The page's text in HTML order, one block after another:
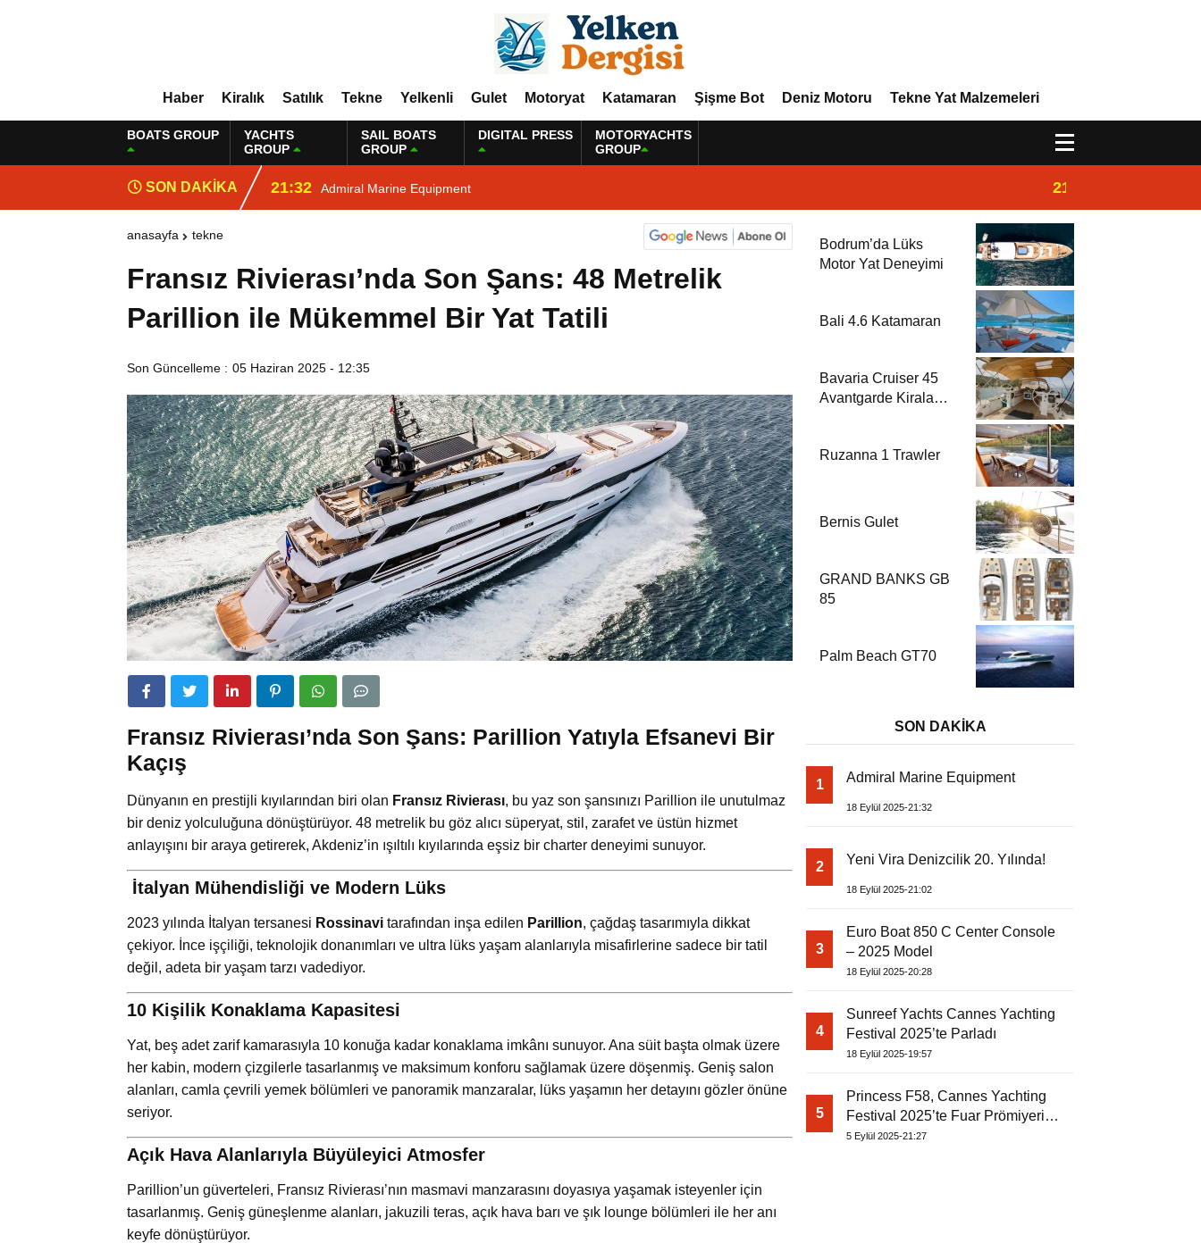
Haber Kiralık Satılık Tekne Yelkenli Gulet Motoryat Katamaran Şişme Bot Deniz Motoru Tekne Yat Malzemeleri
BOATS GROUP
YACHTS
GROUP
SAIL BOATS
GROUP
DIGITAL PRESS
MOTORYACHTS
GROUP
SON DAKİKA 21:32 Admiral Marine Equipment 21:02
anasayfa tekne
Fransız Rivierası’nda Son Şans: 48 Metrelik
Parillion ile Mükemmel Bir Yat Tatili
Son Güncelleme : 05 Haziran 2025 - 12:35
Fransız Rivierası’nda Son Şans: Parillion Yatıyla Efsanevi Bir
Kaçış
Dünyanın en prestijli kıyılarından biri olan Fransız Rivierası, bu yaz son şansınızı Parillion ile unutulmaz
bir deniz yolculuğuna dönüştürüyor. 48 metrelik bu göz alıcı süperyat, stil, zarafet ve üstün hizmet
anlayışını bir araya getirerek, Akdeniz’in ışıltılı kıyılarında eşsiz bir charter deneyimi sunuyor.
️ İtalyan Mühendisliği ve Modern Lüks
2023 yılında İtalyan tersanesi Rossinavi tarafından inşa edilen Parillion, çağdaş tasarımıyla dikkat
çekiyor. İnce işçiliği, teknolojik donanımları ve ultra lüks yaşam alanlarıyla misafirlerine sadece bir tatil
değil, adeta bir yaşam tarzı vadediyor.
10 Kişilik Konaklama Kapasitesi
Yat, beş adet zarif kamarasıyla 10 konuğa kadar konaklama imkânı sunuyor. Ana süit başta olmak üzere
her kabin, modern çizgilerle tasarlanmış ve maksimum konforu sağlamak üzere döşenmiş. Geniş salon
alanları, camla çevrili yemek bölümleri ve panoramik manzaralar, lüks yaşamın her detayını gözler önüne
seriyor.
Açık Hava Alanlarıyla Büyüleyici Atmosfer
Parillion’un güverteleri, Fransız Rivierası’nın masmavi manzarasını doyasıya yaşamak isteyenler için
tasarlanmış. Geniş güneşlenme alanları, jakuzili teras, açık hava barı ve şık lounge bölümleri ile her anı
keyfe dönüştürüyor.
Bodrum’da Lüks
Motor Yat Deneyimi
Bali 4.6 Katamaran
Bavaria Cruiser 45
Avantgarde Kiralama
Ruzanna 1 Trawler
Bernis Gulet
GRAND BANKS GB
85
Palm Beach GT70
SON DAKİKA
1 Admiral Marine Equipment
18 Eylül 2025-21:32
2 Yeni Vira Denizcilik 20. Yılında!
18 Eylül 2025-21:02
3
Euro Boat 850 C Center Console
– 2025 Model
18 Eylül 2025-20:28
4
Sunreef Yachts Cannes Yachting
Festival 2025’te Parladı
18 Eylül 2025-19:57
5
Princess F58, Cannes Yachting
Festival 2025’te Fuar Prömiyerini
Yapıyor
5 Eylül 2025-21:27